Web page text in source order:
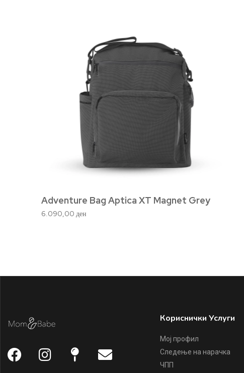
Adventure Bag Aptica XT Magnet Grey
6.090,00ден
Кориснички Услуги
Мој профил
Следење на нарачка
ЧПП